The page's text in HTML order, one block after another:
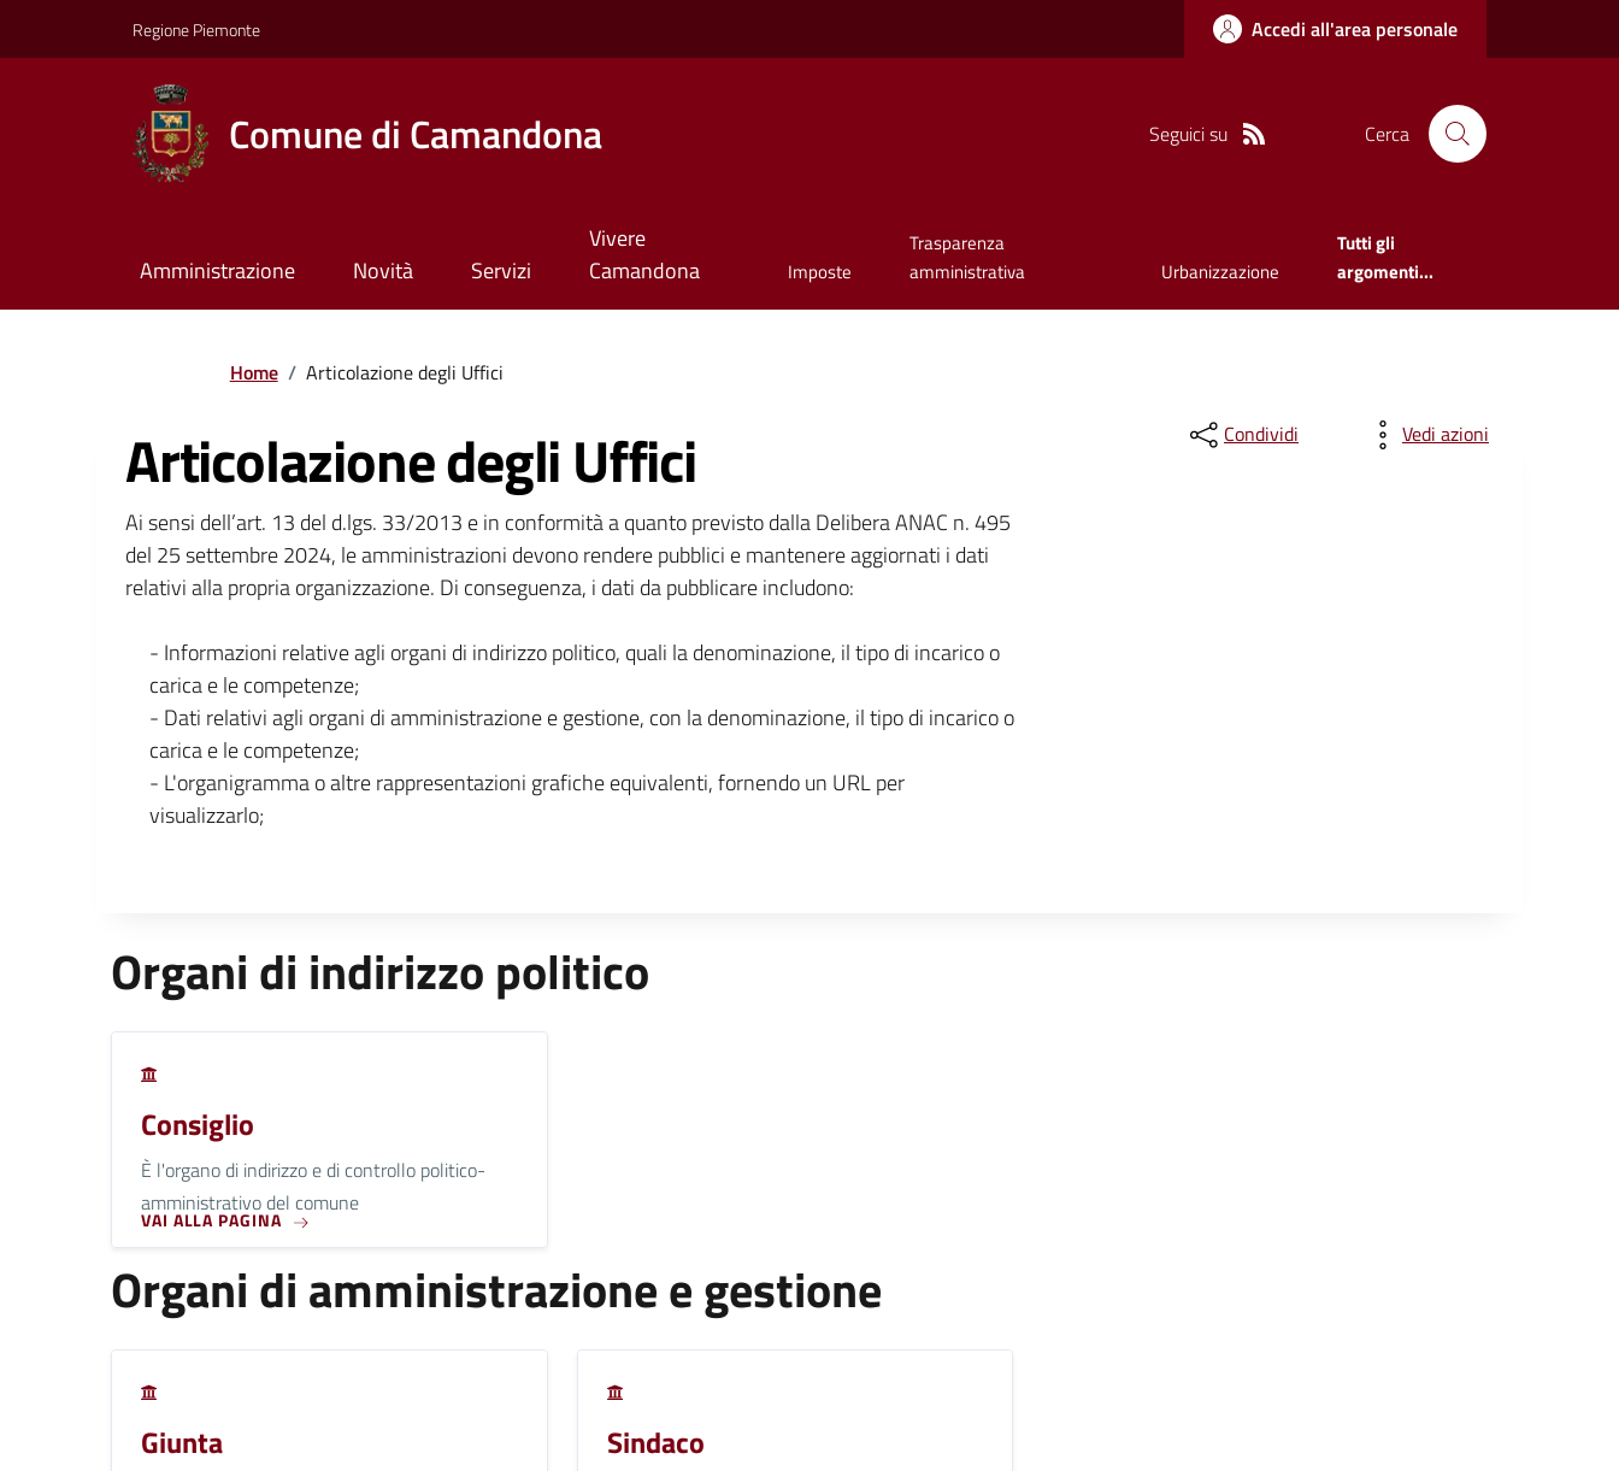
Regione Piemonte Accedi all'area personale
Comune di Camandona Seguici su Cerca
Amministrazione Novità Servizi
Vivere
Camandona
Imposte
Trasparenza
amministrativa
Urbanizzazione
Tutti gli
argomenti...
Home / Articolazione degli Uffici
Articolazione degli Uffici
Ai sensi dell’art. 13 del d.lgs. 33/2013 e in conformità a quanto previsto dalla Delibera ANAC n. 495
del 25 settembre 2024, le amministrazioni devono rendere pubblici e mantenere aggiornati i dati
relativi alla propria organizzazione. Di conseguenza, i dati da pubblicare includono:
- Informazioni relative agli organi di indirizzo politico, quali la denominazione, il tipo di incarico o
carica e le competenze;
- Dati relativi agli organi di amministrazione e gestione, con la denominazione, il tipo di incarico o
carica e le competenze;
- L'organigramma o altre rappresentazioni grafiche equivalenti, fornendo un URL per
visualizzarlo;
Condividi Vedi azioni
Organi di indirizzo politico
Consiglio
È l'organo di indirizzo e di controllo politico-
amministrativo del comune
VAI ALLA PAGINA
Organi di amministrazione e gestione
Giunta Sindaco